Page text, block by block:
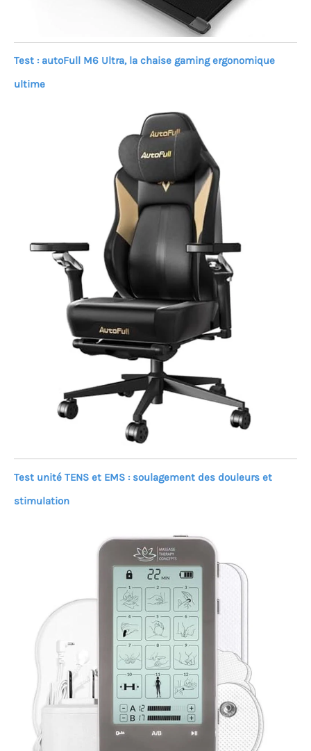
Test : autoFull M6 Ultra, la chaise gaming ergonomique
ultime
Test unité TENS et EMS : soulagement des douleurs et
stimulation